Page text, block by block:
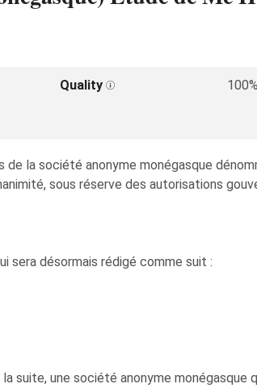
Quality
100%
la société anonyme monégasque
sous réserve des autorisations
sera désormais rédigé comme suit :
une société anonyme monégasque